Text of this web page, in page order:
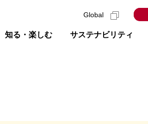
知る・楽しむ サステナビリティ
Global